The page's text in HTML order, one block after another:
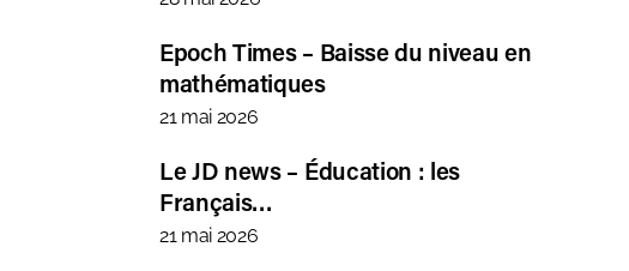
Epoch Times – Baisse du niveau en
mathématiques
21 mai 2026
Le JD news – Éducation : les
Français…
21 mai 2026